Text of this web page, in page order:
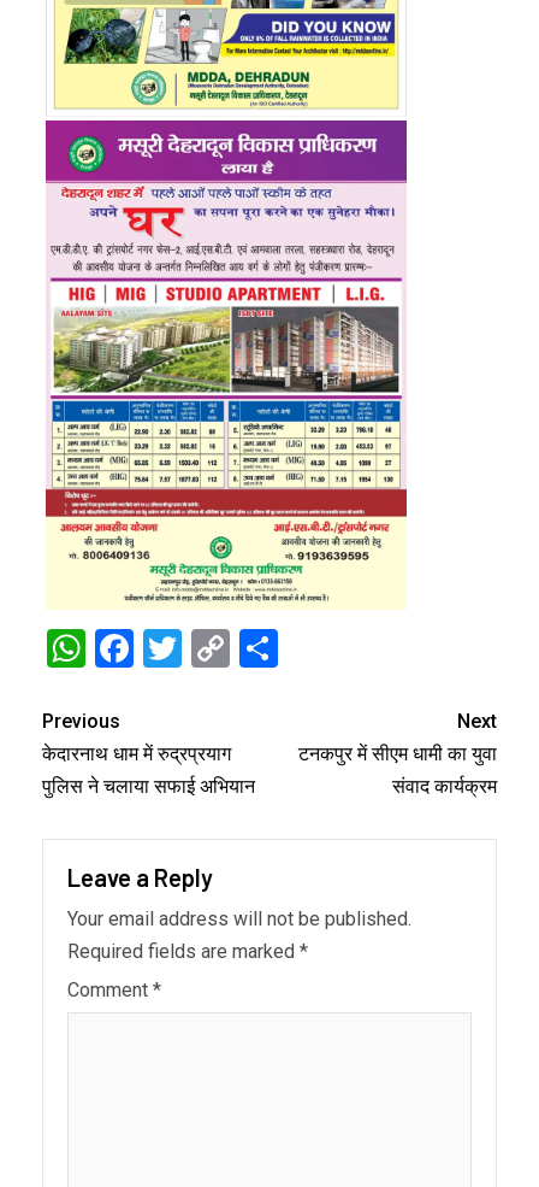
WhatsApp
Facebook
Twitter
Copy
Previous
केदारनाथ धाम में रुद्रप्रयाग
पुलिस ने चलाया सफाई अभियान
Next
टनकपुर में सीएम धामी का युवा
संवाद कार्यक्रम
Leave a Reply
Your email address will not be published.
Required fields are marked *
Comment *